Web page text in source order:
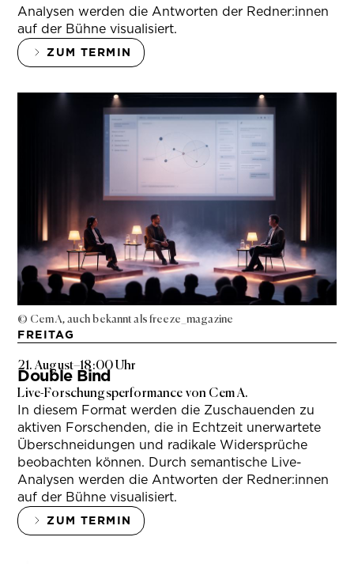
Analysen werden die Antworten der Redner:innen
auf der Bühne visualisiert.
ZUM TERMIN
© Cem A, auch bekannt als freeze_magazine
FREITAG
21. August–18:00 Uhr
Double Bind
Live-Forschungsperformance von Cem A.
In diesem Format werden die Zuschauenden zu
aktiven Forschenden, die in Echtzeit unerwartete
Überschneidungen und radikale Widersprüche
beobachten können. Durch semantische Live-
Analysen werden die Antworten der Redner:innen
auf der Bühne visualisiert.
ZUM TERMIN